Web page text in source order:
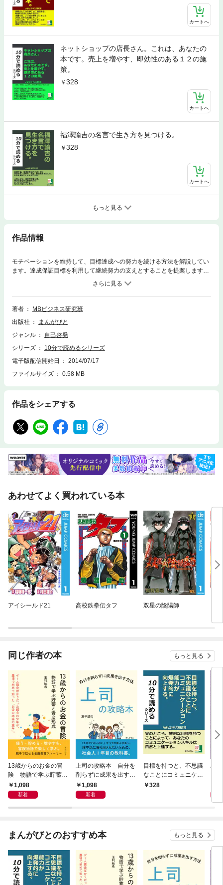
カートへ
ネットショップの店長さん。これは、あなたの
本です。売上を増やす、即効性のある１２の施
策。
328
カートへ
福澤諭吉の名言で生き方を見つける。
328
カートへ
もっと見る
作品情報
モチベーションを維持して、目標達成への努力を続ける方法を解説してい
ます。達成保証目標を利用して継続努力の支えとすることを提案します。
また、気が散る場合の対処法も掲載。努力が継続しない方にオススメで
す。 まえがき やはり何事をやるにも、まず自分に勝たなければいけな
い。がんばらない理由はいつだって１００も２００もある。天気が悪いだ
けでやる気がなくなることだってある。だからと言って、がんばったり、
えば、君がプロスポーツ選手だったらどうだろう？ 今日は気分が乗ってる
から練習します。今日は気分が乗ってないから休みます。 これでは、決し
更に言えば、気分に関係なく気分をよくしなければいけない。矛盾してい
るだろうか。しかし、前向きな気分で取り組んだほうが、よい練習になる
のなら、気分すらもコントロールしなければいけない。 本書では、自分に
勝つための心構えと、やる気を出すための言葉を提示する。あなたのモチ
著者
MBビジネス研究班
出版社
まんがびと
ジャンル
自己啓発
シリーズ
10分で読めるシリーズ
電子版配信開始日
2014/07/17
ファイルサイズ
0.58 MB
作品をシェアする
あわせてよく買われている本
アイシールド21 高校鉄拳伝タフ 双星の陰陽師
同じ作者の本 もっと見る
13歳からのお金の冒
険 物語で学ぶ貯蓄と
資産形成
1,098
新着
上司の攻略本 自分を
削らずに成果を出す方
法1,098
新着
目標を持つと、不思議
なことにコミュニケー
ション能力が爆発的に
328
Al
まんがびとのおすすめ本 もっと見る